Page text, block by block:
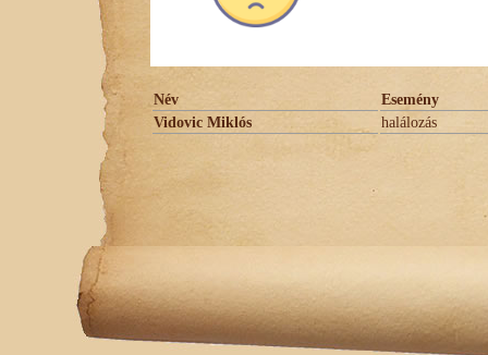
Név
Esemény
Vidovic Miklós
halálozás